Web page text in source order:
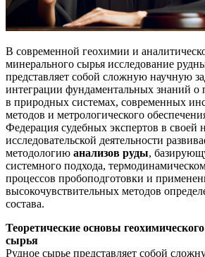
В современной геохимии и
минерального сырья исследование
представляет собой сложную научную
интеграции фундаментальных знаний о
в природных системах, современных
методов и метрологического
Федерация судебных экспертов в своей
исследовательской деятельности
методологию анализов руды,
системного подхода,
процессов пробоподготовки и
высокочувствительных методов
состава.
Теоретические основы
сырья
Рудное сырье представляет собой